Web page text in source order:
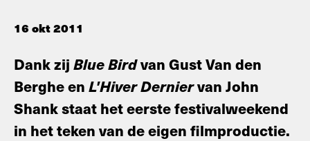
16 okt 2011
Dank zij Blue Birdvan Gust Van den
Berghe en L'Hiver Derniervan John
Shank staat het eerste festivalweekend
in het teken van de eigen filmproductie.